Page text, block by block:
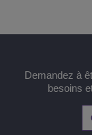
Demandez à
besoins